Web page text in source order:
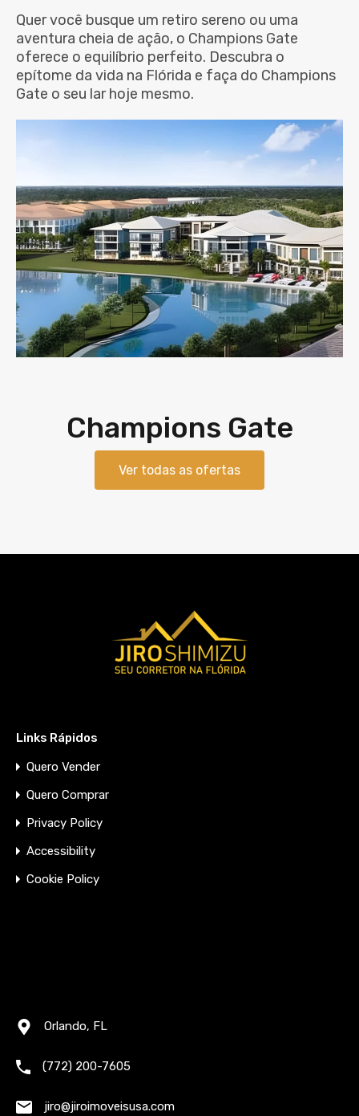
Quer você busque um retiro sereno ou uma
aventura cheia de ação, o Champions Gate
oferece o equilíbrio perfeito. Descubra o
epítome da vida na Flórida e faça do Champions
Gate o seu lar hoje mesmo.
Champions Gate​
Ver todas as ofertas
Links Rápidos
Quero Vender
Quero Comprar
Privacy Policy
Accessibility
Cookie Policy
Orlando, FL
(772) 200-7605
jiro@jiroimoveisusa.com